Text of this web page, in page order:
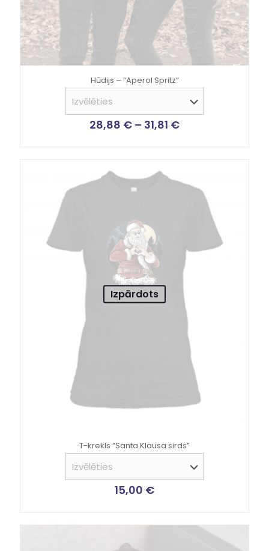
Hūdijs – “Aperol Spritz”
28,88 € – 31,81 €
Izpārdots
T-krekls “Santa Klausa sirds”
15,00 €